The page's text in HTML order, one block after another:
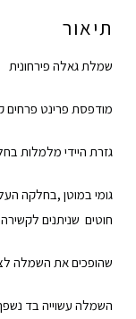
תיאור
שמלת גאלה פירחונית
מודפסת פרינט פרחים
גזרת היידי מלמלות
חוטים שניתנים לקשירה
שהופכים את השמלה
השמלה עשוייה בד